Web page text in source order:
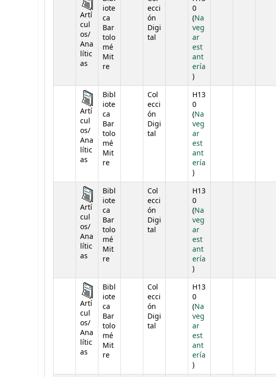
Artí
cul
os/
Ana
lític
as
iote
ca
Bar
tolo
mé
Mit
re
ecci
ón
Digi
tal
0
(Na
veg
ar
est
ant
ería
(Abre debajo)
)
Artí
cul
os/
Ana
lític
as
Bibl
iote
ca
Bar
tolo
mé
Mit
re
Col
ecci
ón
Digi
tal
H13
0
(Na
veg
ar
est
ant
ería
(Abre debajo)
)
Artí
cul
os/
Ana
lític
as
Bibl
iote
ca
Bar
tolo
mé
Mit
re
Col
ecci
ón
Digi
tal
H13
0
(Na
veg
ar
est
ant
ería
(Abre debajo)
)
Artí
cul
os/
Ana
lític
as
Bibl
iote
ca
Bar
tolo
mé
Mit
re
Col
ecci
ón
Digi
tal
H13
0
(Na
veg
ar
est
ant
ería
(Abre debajo)
)